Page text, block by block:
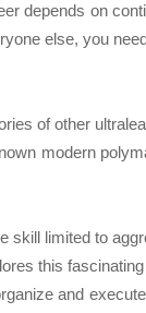
depends on
else, you
of other
modern
skill limited to
this
and